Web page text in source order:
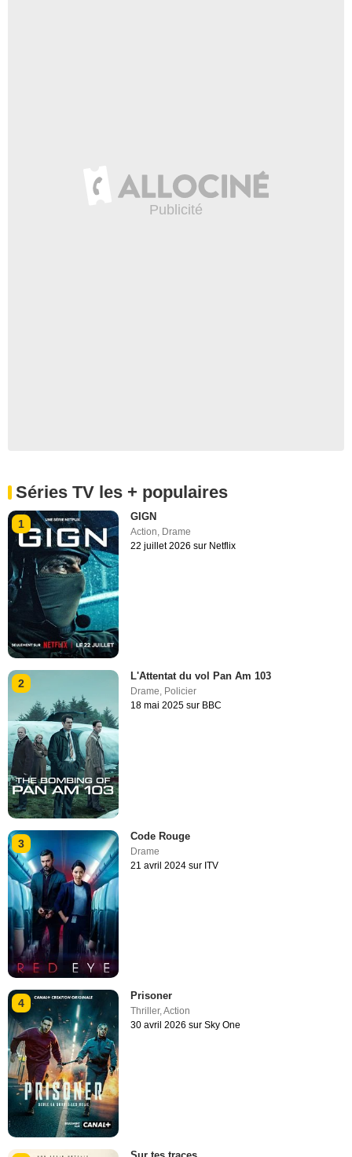
Séries TV les + populaires
1
GIGN
Action, Drame
22 juillet 2026 sur Netflix
2
L'Attentat du vol Pan Am 103
Drame, Policier
18 mai 2025 sur BBC
3
Code Rouge
Drame
21 avril 2024 sur ITV
4
Prisoner
Thriller,Action
30 avril 2026 sur Sky One